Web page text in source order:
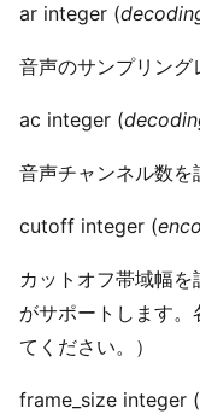
ar integer (
音声のサンプリング
ac integer (
音声チャンネル数を
cutoff integer (
カットオフ帯域幅
がサポートします
てください。）
frame_size integer (